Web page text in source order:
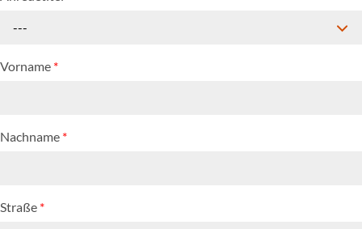
---
Vorname *
Nachname *
Straße *